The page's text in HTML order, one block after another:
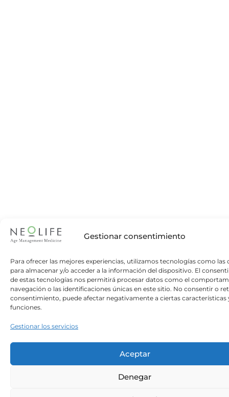
Gestionar consentimiento
Para ofrecer las mejores experiencias, utilizamos tecnologías como las
para almacenar y/o acceder a la información del dispositivo. El
de estas tecnologías nos permitirá procesar datos como el
navegación o las identificaciones únicas en este sitio. No consentir o
consentimiento, puede afectar negativamente a ciertas características
funciones.
Gestionar los servicios
Aceptar
Denegar